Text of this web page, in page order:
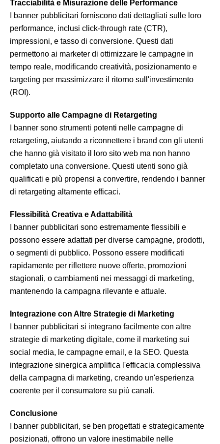
Tracciabilità e Misurazione delle Performance
I banner pubblicitari forniscono dati dettagliati sulle loro
performance, inclusi click-through rate (CTR),
impressioni, e tasso di conversione. Questi dati
permettono ai marketer di ottimizzare le campagne in
tempo reale, modificando creatività, posizionamento e
targeting per massimizzare il ritorno sull'investimento
(ROI).
Supporto alle Campagne di Retargeting
I banner sono strumenti potenti nelle campagne di
retargeting, aiutando a riconnettere i brand con gli utenti
che hanno già visitato il loro sito web ma non hanno
completato una conversione. Questi utenti sono già
qualificati e più propensi a convertire, rendendo i banner
di retargeting altamente efficaci.
Flessibilità Creativa e Adattabilità
I banner pubblicitari sono estremamente flessibili e
possono essere adattati per diverse campagne, prodotti,
o segmenti di pubblico. Possono essere modificati
rapidamente per riflettere nuove offerte, promozioni
stagionali, o cambiamenti nei messaggi di marketing,
mantenendo la campagna rilevante e attuale.
Integrazione con Altre Strategie di Marketing
I banner pubblicitari si integrano facilmente con altre
strategie di marketing digitale, come il marketing sui
social media, le campagne email, e la SEO. Questa
integrazione sinergica amplifica l'efficacia complessiva
della campagna di marketing, creando un'esperienza
coerente per il consumatore su più canali.
Conclusione
I banner pubblicitari, se ben progettati e strategicamente
posizionati, offrono un valore inestimabile nelle